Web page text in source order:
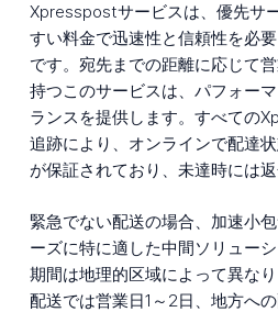
Xpresspostサービスは、優先サ
すい料金で迅速性と信頼性を必
です。宛先までの距離に応じて
持つこのサービスは、パフォー
ランスを提供します。すべての
追跡により、オンラインで配達
が保証されており、未達時には
緊急でない配送の場合、加速小
ーズに特に適した中間ソリュー
期間は地理的区域によって異な
配送では営業日1～2日、地方へ